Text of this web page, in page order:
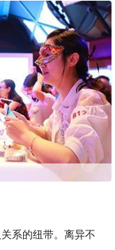
系的纽带。离异不